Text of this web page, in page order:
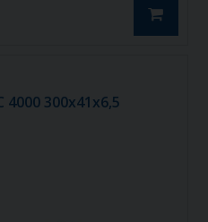
4000 300x41x6,5